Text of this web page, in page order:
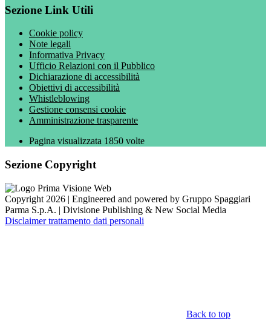
Sezione Link Utili
Cookie policy
Note legali
Informativa Privacy
Ufficio Relazioni con il Pubblico
Dichiarazione di accessibilità
Obiettivi di accessibilità
Whistleblowing
Gestione consensi cookie
Amministrazione trasparente
Pagina visualizzata 1850 volte
Sezione Copyright
Copyright 2026 | Engineered and powered by Gruppo Spaggiari
Parma S.p.A. | Divisione Publishing & New Social Media
Disclaimer trattamento dati personali
Back to top